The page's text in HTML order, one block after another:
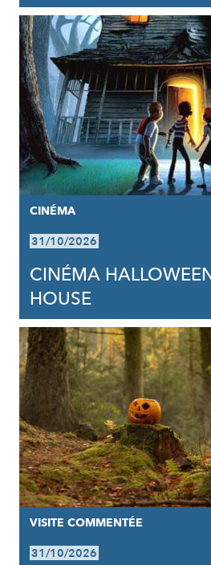
CINÉMA
31/10/2026
CINÉMA
HOUSE
VISITE COMMENTÉE
31/10/2026